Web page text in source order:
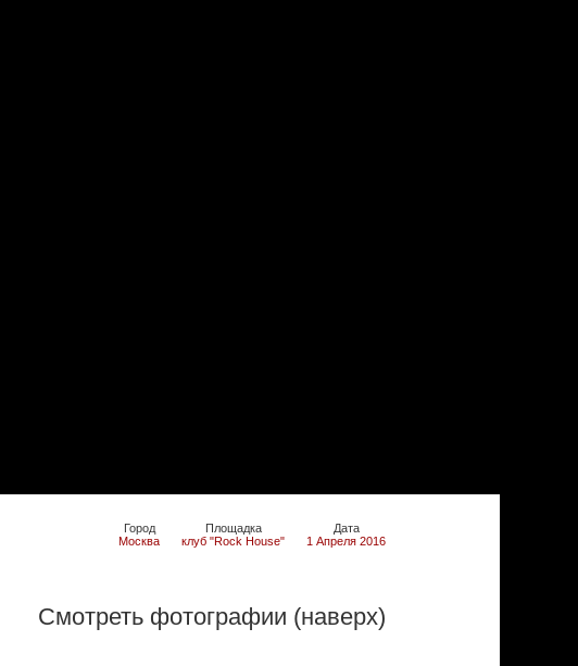
Дата
1 Апреля 2016
Площадка
клуб "Rock House"
Город
Москва
Cмотреть фотографии (наверх)